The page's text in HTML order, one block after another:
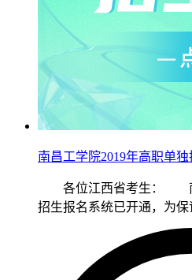
南昌工学院2019年高职单
各位江西省考生： 南
招生报名系统已开通，为保